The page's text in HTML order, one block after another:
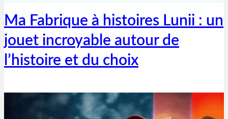
Ma Fabrique à histoires Lunii : un
jouet incroyable autour de
l’histoire et du choix